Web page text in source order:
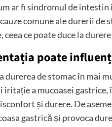
ar fi sindromul de
comune ale durerii
ceea ce poate duce la
poate
durerea de stomac în mai
a mucoasei
și durere. De
gastrică și provoca